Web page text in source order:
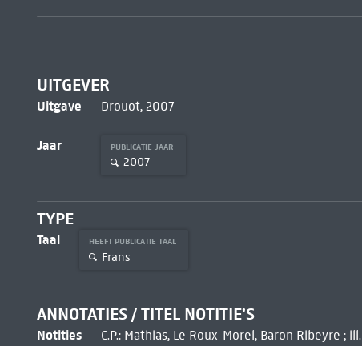
UITGEVER
Uitgave Drouot, 2007
Jaar PUBLICATIE JAAR
2007
TYPE
Taal HEEFT PUBLICATIE TAAL
Frans
ANNOTATIES / TITEL NOTITIE'S
Notities C.P.: Mathias, Le Roux-Morel, Baron Ribeyre ; ill.